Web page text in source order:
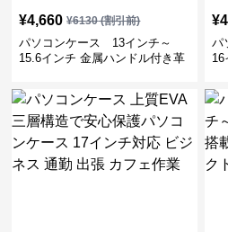
¥4,660 ¥6130(割引前)
パソコンケース 13インチ～
15.6インチ 金属ハンドル付き革
ビジネス 通勤 商談
¥
パ
16
張